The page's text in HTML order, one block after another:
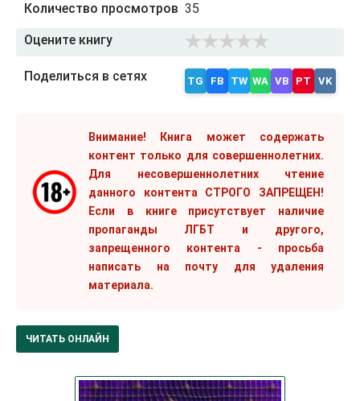
Количество просмотров 35
Оцените книгу
Поделиться в сетях TG FB TW WA VB PT VK
Внимание! Книга может содержать
контент только для совершеннолетних.
Для несовершеннолетних чтение
данного контента СТРОГО ЗАПРЕЩЕН!
Если в книге присутствует наличие
пропаганды ЛГБТ и другого,
запрещенного контента - просьба
написать на почту для удаления
материала.
ЧИТАТЬ ОНЛАЙН